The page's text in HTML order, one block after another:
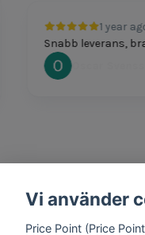
1 year ago
Snabb leverans, bra
Oscar Svensson
1 year ago
Vi använder
Price Point (Price